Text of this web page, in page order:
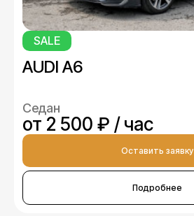
SALE
AUDI A6
Седан
от 2 500 ₽ / час
Оставить заявку
Подробнее